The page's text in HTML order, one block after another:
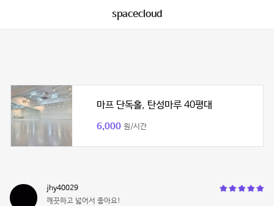
spacecloud
마프 단독홀, 탄성마루 40평대
6,000 원/시간
jhy40029
깨끗하고 넓어서 좋아요!